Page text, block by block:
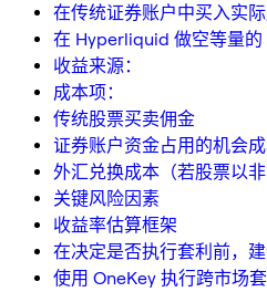
在传统证券账户中买入实际
在 Hyperliquid 做空等量的
收益来源：
成本项：
传统股票买卖佣金
证券账户资金占用的机会
外汇兑换成本（若股票以非
关键风险因素
收益率估算框架
在决定是否执行套利前，
使用 OneKey 执行跨市场套